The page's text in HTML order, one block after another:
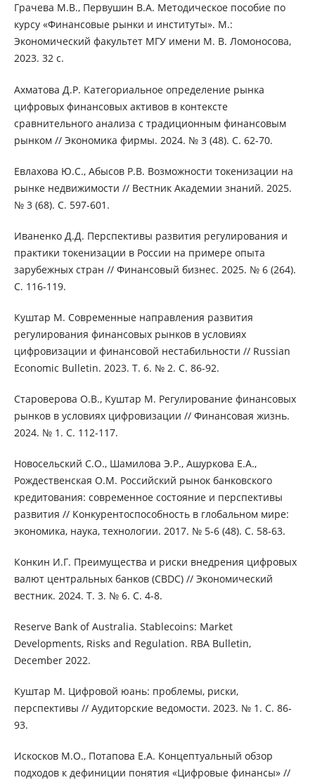
Грачева М.В., Первушин В.А. Методическое пособие по
курсу «Финансовые рынки и институты». М.:
Экономический факультет МГУ имени М. В. Ломоносова,
2023. 32 с.
Ахматова Д.Р. Категориальное определение рынка
цифровых финансовых активов в контексте
сравнительного анализа с традиционным финансовым
рынком // Экономика фирмы. 2024. № 3 (48). С. 62-70.
Евлахова Ю.С., Абысов Р.В. Возможности токенизации на
рынке недвижимости // Вестник Академии знаний. 2025.
№ 3 (68). С. 597-601.
Иваненко Д.Д. Перспективы развития регулирования и
практики токенизации в России на примере опыта
зарубежных стран // Финансовый бизнес. 2025. № 6 (264).
С. 116-119.
Куштар М. Современные направления развития
регулирования финансовых рынков в условиях
цифровизации и финансовой нестабильности // Russian
Economic Bulletin. 2023. Т. 6. № 2. С. 86-92.
Староверова О.В., Куштар М. Регулирование финансовых
рынков в условиях цифровизации // Финансовая жизнь.
2024. № 1. С. 112-117.
Новосельский С.О., Шамилова Э.Р., Ашуркова Е.А.,
Рождественская О.М. Российский рынок банковского
кредитования: современное состояние и перспективы
развития // Конкурентоспособность в глобальном мире:
экономика, наука, технологии. 2017. № 5-6 (48). С. 58-63.
Конкин И.Г. Преимущества и риски внедрения цифровых
валют центральных банков (CBDC) // Экономический
вестник. 2024. Т. 3. № 6. С. 4-8.
Reserve Bank of Australia. Stablecoins: Market
Developments, Risks and Regulation. RBA Bulletin,
December 2022.
Куштар М. Цифровой юань: проблемы, риски,
перспективы // Аудиторские ведомости. 2023. № 1. С. 86-
93.
Искосков М.О., Потапова Е.А. Концептуальный обзор
подходов к дефиниции понятия «Цифровые финансы» //